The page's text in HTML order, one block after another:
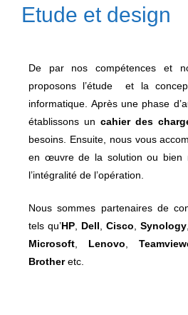
Etude et design
De par nos compétences et
proposons l’étude
et la
informatique. Après une phase
établissons un cahier des
besoins. Ensuite, nous vous
en œuvre de la solution ou bien
l’intégralité de l’opération.
Nous sommes partenaires de
tels qu’HP Dell Cisco Synology
Microsoft
Lenovo
Brotheretc.